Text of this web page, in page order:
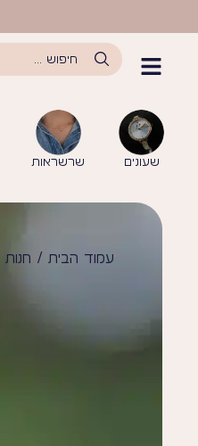
שעונים שרשראות
עמוד הבית / חנות